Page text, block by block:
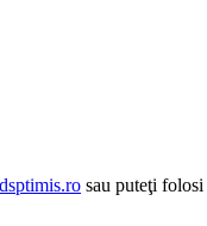
sau puteţi folosi